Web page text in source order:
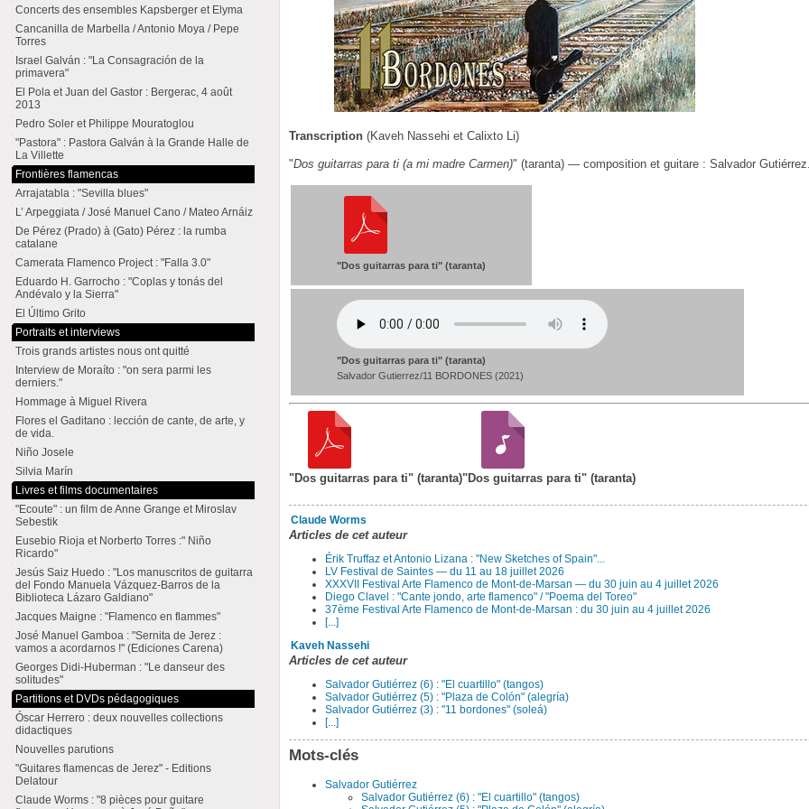
Transcription (Kaveh Nassehi et Calixto Li)
"Dos guitarras para ti (a mi madre Carmen)" (taranta) — composition et guitare : Salvador
"Dos guitarras para ti" (taranta)
"Dos guitarras para ti" (taranta)
Salvador Gutierrez/11 BORDONES (2021)
"Dos guitarras para ti" (taranta)"Dos guitarras para ti" (taranta)
Claude Worms
Articles de cet auteur
Érik Truffaz et Antonio Lizana : "New Sketches of Spain"...
LV Festival de Saintes — du 11 au 18 juillet 2026
XXXVII Festival Arte Flamenco de Mont-de-Marsan — du 30 juin au 4 juillet 2026
Diego Clavel : "Cante jondo, arte flamenco" / "Poema del Toreo"
37ème Festival Arte Flamenco de Mont-de-Marsan : du 30 juin au 4 juillet 2026
[...]
Kaveh Nassehi
Articles de cet auteur
Salvador Gutiérrez (6) : "El cuartillo" (tangos)
Salvador Gutiérrez (5) : "Plaza de Colón" (alegría)
Salvador Gutiérrez (3) : "11 bordones" (soleá)
[...]
Mots-clés
Salvador Gutiérrez
Salvador Gutiérrez (6) : "El cuartillo" (tangos)
Concerts des ensembles Kapsberger et Elyma
Cancanilla de Marbella / Antonio Moya / Pepe
Torres
Israel Galván : "La Consagración de la
primavera"
El Pola et Juan del Gastor : Bergerac, 4 août
2013
Pedro Soler et Philippe Mouratoglou
"Pastora" : Pastora Galván à la Grande Halle de
La Villette
Frontières flamencas
Arrajatabla : "Sevilla blues"
L’ Arpeggiata / José Manuel Cano / Mateo Arnáiz
De Pérez (Prado) à (Gato) Pérez : la rumba
catalane
Camerata Flamenco Project : "Falla 3.0"
Eduardo H. Garrocho : "Coplas y tonás del
Andévalo y la Sierra"
El Último Grito
Portraits et interviews
Trois grands artistes nous ont quitté
Interview de Moraíto : "on sera parmi les
derniers."
Hommage à Miguel Rivera
Flores el Gaditano : lección de cante, de arte, y
de vida.
Niño Josele
Silvia Marín
Livres et films documentaires
"Ecoute" : un film de Anne Grange et Miroslav
Sebestik
Eusebio Rioja et Norberto Torres :" Niño
Ricardo"
Jesús Saiz Huedo : "Los manuscritos de guitarra
del Fondo Manuela Vázquez-Barros de la
Biblioteca Lázaro Galdiano"
Jacques Maigne : "Flamenco en flammes"
José Manuel Gamboa : "Sernita de Jerez :
vamos a acordarnos !" (Ediciones Carena)
Georges Didi-Huberman : "Le danseur des
solitudes"
Partitions et DVDs pédagogiques
Óscar Herrero : deux nouvelles collections
didactiques
Nouvelles parutions
"Guitares flamencas de Jerez" - Editions
Delatour
Claude Worms : "8 pièces pour guitare